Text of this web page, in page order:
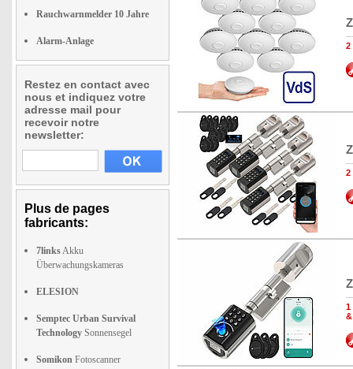
Rauchwarnmelder 10 Jahre
Alarm-Anlage
Restez en contact avec
nous et indiquez votre
adresse mail pour
recevoir notre
newsletter:
Plus de pages
fabricants:
7linksAkku
Überwachungskameras
ELESION
Semptec Urban Survival
Technology Sonnensegel
Somikon Fotoscanner
2
2
1